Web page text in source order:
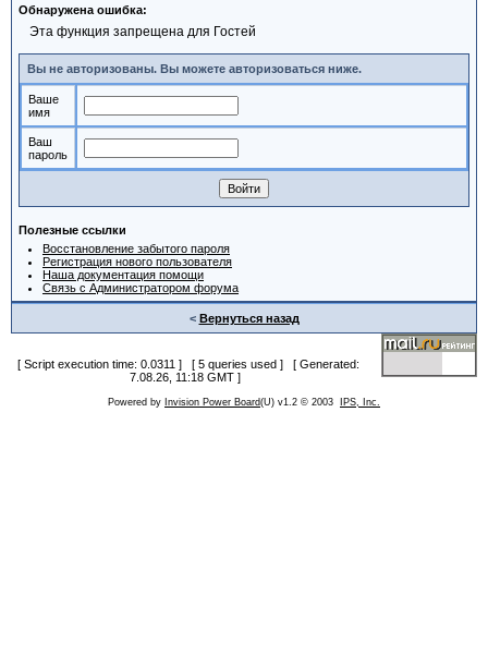
Обнаружена ошибка:
Эта функция запрещена для Гостей
Вы не авторизованы. Вы можете авторизоваться ниже.
Ваше
имя
Ваш
пароль
Полезные ссылки
Восстановление забытого пароля
Регистрация нового пользователя
Наша документация помощи
Связь с Администратором форума
< Вернуться назад
[ Script execution time: 0.0311 ] [ 5 queries used ] [ Generated:
7.08.26, 11:18 GMT ]
Powered by Invision Power Board(U) v1.2 © 2003 IPS, Inc.